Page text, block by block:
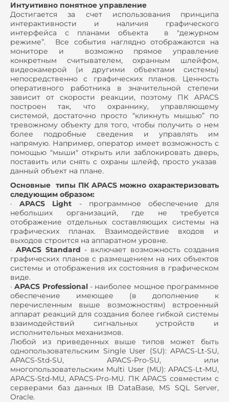
Интуитивно понятное управление
Достигается за счет использования принципа
интерактивности и наличия графического
интерфейса с планами объекта в "дежурном
режиме”. Все события наглядно отображаются на
мониторе и возможно прямое управление
конкретным считывателем, охранным шлейфом,
видеокамерой (и другими объектами системы)
непосредственно с графических планов. Ценность
оперативного работника в значительной степени
зависит от скорости реакции, поэтому ПК APACS
построен так, что охраннику, управляющему
системой, достаточно просто “кликнуть мышью” по
тревожному объекту для того, чтобы получить о нем
более подробные сведения и управлять им
напрямую. Например, оператор имеет возможность с
помощью "мыши" открыть или заблокировать дверь,
поставить или снять с охраны шлейф, просто указав
данный объект на плане.
Основные типы ПК APACS можно охарактеризовать
следующим образом:
·APACS Light - программное обеспечение для
небольших организаций, где не требуется
отображение отдельных составляющих системы на
графических планах. Взаимодействие входов и
выходов строится на аппаратном уровне.
·APACS Standard - включает возможность создания
графических планов с размещением на них объектов
системы и отображения их состояния в графическом
виде.
·APACS Professional - наиболее мощное программное
обеспечение имеющее (в дополнение к
перечисленным выше возможностям) встроенный
аппарат реакций для создания более гибкой системы
взаимодействий сигнальных устройств и
исполнительных механизмов.
Любой из приведенных выше типов может быть
однопользовательским Single User (SU): APACS-Lt-SU,
APACS-Std-SU, APACS-Pro-SU, или
многопользовательским Multi User (MU): APACS-Lt-MU,
APACS-Std-MU, APACS-Pro-MU. ПК APACS совместим с
серверами баз данных IB DataBase, MS SQL Server,
Oracle.